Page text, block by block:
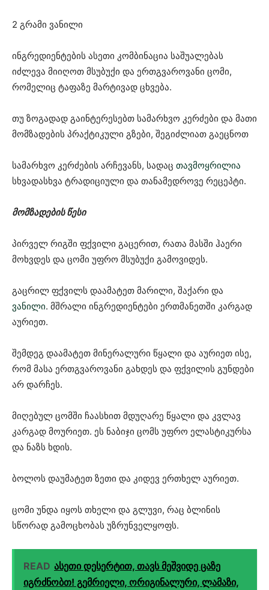
2 გრამი ვანილი
ინგრედიენტების ასეთი კომბინაცია საშუალებას
იძლევა მიიღოთ მსუბუქი და ერთგვაროვანი ცომი,
რომელიც ტაფაზე მარტივად ცხვება.
თუ ზოგადად გაინტერესებთ სამარხვო კერძები და მათი
მომზადების პრაქტიკული გზები, შეგიძლიათ გაეცნოთ
სამარხვო კერძების არჩევანს, სადაც თავმოყრილია
სხვადასხვა ტრადიციული და თანამედროვე რეცეპტი.
მომზადების წესი
პირველ რიგში ფქვილი გაცერით, რათა მასში ჰაერი
მოხვდეს და ცომი უფრო მსუბუქი გამოვიდეს.
გაცრილ ფქვილს დაამატეთ მარილი, შაქარი და
ვანილი. მშრალი ინგრედიენტები ერთმანეთში კარგად
აურიეთ.
შემდეგ დაამატეთ მინერალური წყალი და აურიეთ ისე,
რომ მასა ერთგვაროვანი გახდეს და ფქვილის გუნდები
არ დარჩეს.
მიღებულ ცომში ჩაასხით მდუღარე წყალი და კვლავ
კარგად მოურიეთ. ეს ნაბიჯი ცომს უფრო ელასტიკურსა
და ნაზს ხდის.
ბოლოს დაუმატეთ ზეთი და კიდევ ერთხელ აურიეთ.
ცომი უნდა იყოს თხელი და გლუვი, რაც ბლინის
სწორად გამოცხობას უზრუნველყოფს.
READ ასეთი დესერტით, თავს მეშვიდე ცაზე
იგრძნობთ! გემრიელი, ორიგინალური, ლამაზი,